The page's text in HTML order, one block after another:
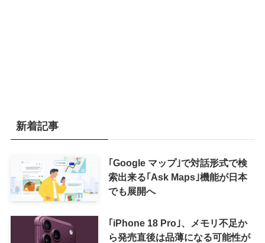
新着記事
｢Google マップ｣で対話形式で検
索出来る｢Ask Maps｣機能が日本
でも展開へ
｢iPhone 18 Pro｣、メモリ不足か
ら発売直後は品薄になる可能性が